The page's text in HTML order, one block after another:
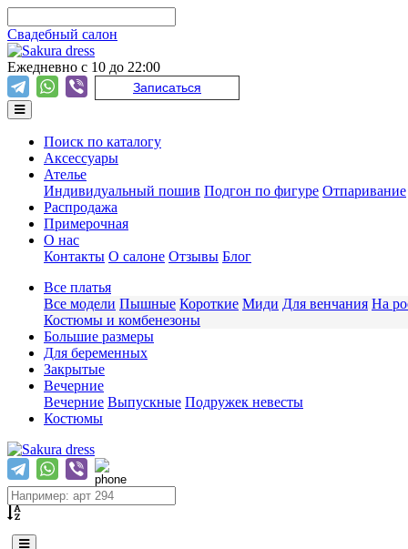
Свадебный салон
Ежедневно с 10 до 22:00
Записаться
Поиск по каталогу
Аксессуары
Ателье
Индивидуальный пошив Подгон по фигуре Отпаривание
Распродажа
Примерочная
О нас
Контакты О салоне Отзывы Блог
Все платья
Все модели Пышные Короткие Миди Для венчания На
Костюмы и комбенезоны
Большие размеры
Для беременных
Закрытые
Вечерние
Вечерние Выпускные Подружек невесты
Костюмы